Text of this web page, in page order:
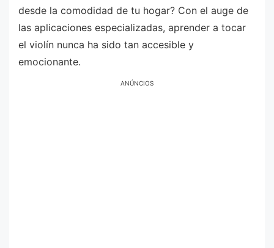
desde la comodidad de tu hogar? Con el auge de
las aplicaciones especializadas, aprender a tocar
el violín nunca ha sido tan accesible y
emocionante.
ANÚNCIOS